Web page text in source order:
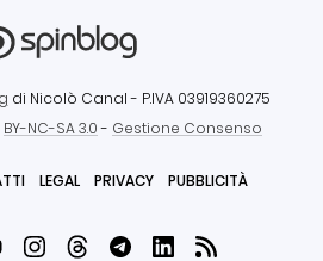
di Nicolò Canal - P.IVA 03919360275
BY-NC-SA 3.0- Gestione Consenso
LEGAL PRIVACY PUBBLICITÀ